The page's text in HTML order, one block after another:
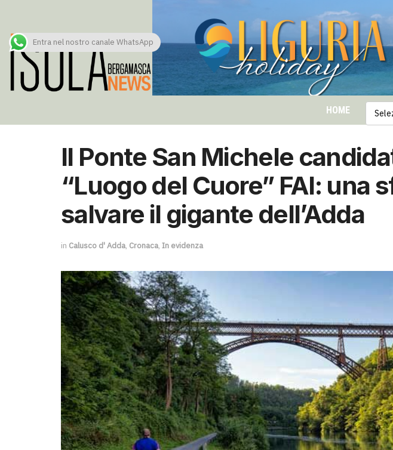
HOME
Il Ponte San Michele
“Luogo del Cuore” FAI: una
salvare il gigante dell’Adda
in Calusco d' Adda, Cronaca, In evidenza
Entra nel nostro canale WhatsApp